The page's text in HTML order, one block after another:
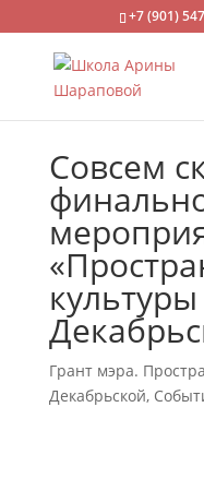
+7 (901)
Совсем
Грант мэра.
Декабрьской,